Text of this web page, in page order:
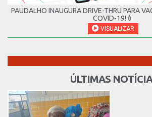
PAUDALHO INAUGURA DRIVE-THRU PARA
COVID-19!💉
VISUALIZAR
ÚLTIMAS